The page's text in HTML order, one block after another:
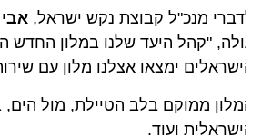
מנכ"ל קבוצת נקש ישראל,אבי
"קהל היעד שלנו במלון החדש הם
ימצאו אצלנו מלון עם
ממוקם בלב הטיילת, מול הים,
ועוד.